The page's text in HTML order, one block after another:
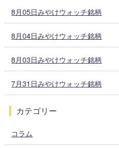
8月05日みやけウォッチ銘柄
8月04日みやけウォッチ銘柄
8月03日みやけウォッチ銘柄
7月31日みやけウォッチ銘柄
カテゴリー
コラム